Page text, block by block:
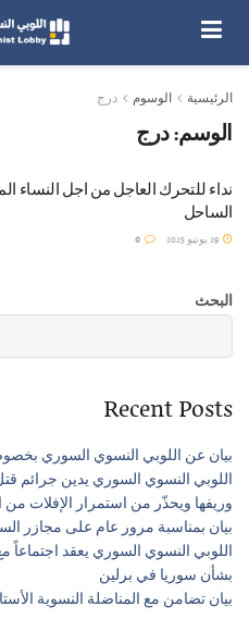
الرئيسية الوسوم درج
الوسم:درج
نداء للتحرك العاجل من اجل النساء
الساحل
البحث
Recent Posts
بيان عن اللوبي النسوي السوري
اللوبي النسوي السوري يدين جرائم
وريفها ويحذّر من استمرار الإفلات من
بيان بمناسبة مرور عام على مجازر
اللوبي النسوي السوري يعقد اجتماعاً
بشأن سوريا في برلين
بيان تضامن مع المناضلة النسوية